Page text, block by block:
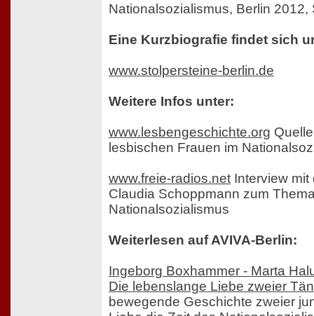
Nationalsozialismus, Berlin 2012,
Eine Kurzbiografie findet sich
www.stolpersteine-berlin.de
Weitere Infos unter:
www.lesbengeschichte.org
lesbischen Frauen im
www.freie-radios.net Interview mit
Claudia Schoppmann zum
Nationalsozialismus
Weiterlesen auf AVIVA-Berlin:
Ingeborg Boxhammer - Marta
Die lebenslange Liebe zweier
bewegende Geschichte zweier